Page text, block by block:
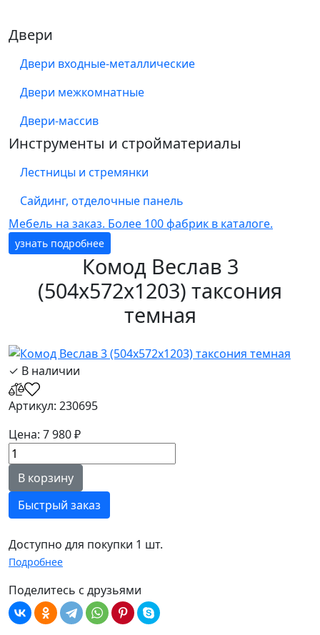
Двери
Двери входные-металлические
Двери межкомнатные
Двери-массив
Инструменты и стройматериалы
Лестницы и стремянки
Сайдинг, отделочные панель
Мебель на заказ. Более 100 фабрик в каталоге.
узнать подробнее
Комод Веслав 3
(504х572х1203) таксония
темная
✓ В наличии
Артикул: 230695
Цена: 7 980 ₽
В корзину
Быстрый заказ
Доступно для покупки 1 шт.
Подробнее
Поделитесь с друзьями